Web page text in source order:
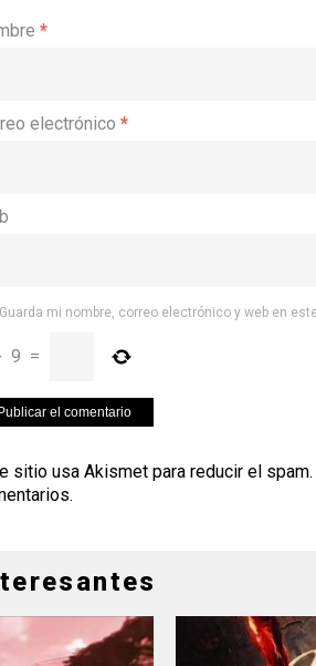
*
electrónico *
Guarda mi nombre, correo electrónico y web en
9 =
sitio usa Akismet para reducir el spam.
.